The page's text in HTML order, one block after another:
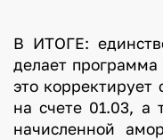
В ИТОГЕ:
делает
это корректирует
на счете 01.03, а
начисленной